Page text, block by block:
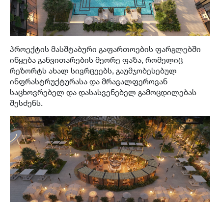
პროექტის მასშტაბური გაფართოების ფარგლებში
იწყება განვითარების მეორე ფაზა, რომელიც
რეზორტს ახალ სივრცეებს, გაუმჯობესებულ
ინფრასტრუქტურასა და მრავალფეროვან
საცხოვრებელ და დასასვენებელ გამოცდილებას
შესძენს.